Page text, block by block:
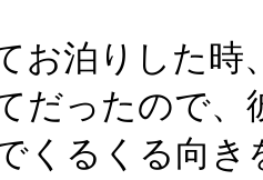
お泊りした時
だったので
くるくる向